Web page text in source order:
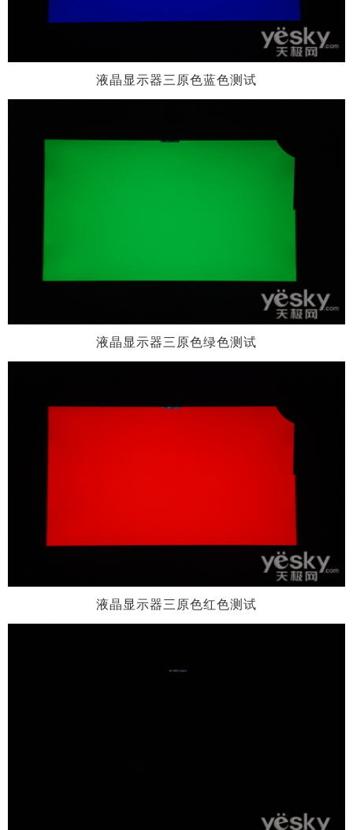
液晶显示器三原色蓝色测试
液晶显示器三原色绿色测试
液晶显示器三原色红色测试